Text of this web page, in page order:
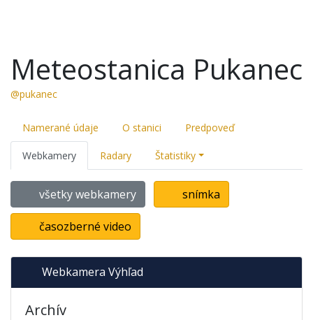
Meteostanica Pukanec
@pukanec
Namerané údaje O stanici Predpoveď
Webkamery Radary Štatistiky
všetky webkamery snímka
časozberné video
Webkamera Výhľad
Archív